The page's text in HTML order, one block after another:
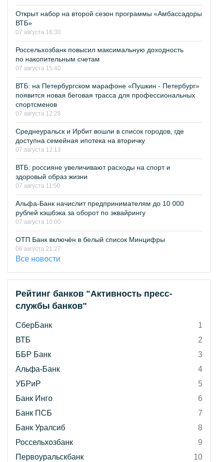
Открыт набор на второй сезон программы «Амбассадоры
ВТБ»
07 августа 16:30
Россельхозбанк повысил максимальную доходность
по накопительным счетам
07 августа 15:40
ВТБ: на Петербургском марафоне «Пушкин - Петербург»
появится новая беговая трасса для профессиональных
спортсменов
07 августа 12:28
Среднеуральск и Ирбит вошли в список городов, где
доступна семейная ипотека на вторичку
07 августа 12:13
ВТБ: россияне увеличивают расходы на спорт и
здоровый образ жизни
07 августа 11:50
Альфа-Банк начислит предпринимателям до 10 000
рублей кэшбэка за оборот по эквайрингу
07 августа 10:00
ОТП Банк включён в белый список Минцифры
06 августа 21:27
Все новости
Рейтинг банков "Активность пресс-
службы банков"
СберБанк
1
ВТБ
2
ББР Банк
3
Альфа-Банк
4
УБРиР
5
Банк Инго
6
Банк ПСБ
7
Банк Уралсиб
8
Россельхозбанк
9
Первоуральскбанк
10